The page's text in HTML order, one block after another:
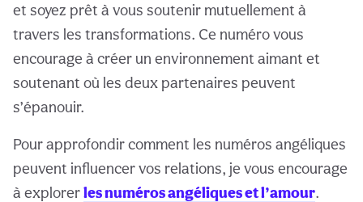
et soyez prêt à vous soutenir mutuellement à
travers les transformations. Ce numéro vous
encourage à créer un environnement aimant et
soutenant où les deux partenaires peuvent
s’épanouir.
Pour approfondir comment les numéros angéliques
peuvent influencer vos relations, je vous encourage
à explorerles numéros angéliques et l’amour.